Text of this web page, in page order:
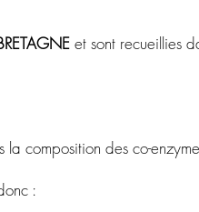
et sont recueillies
composition des co-
: